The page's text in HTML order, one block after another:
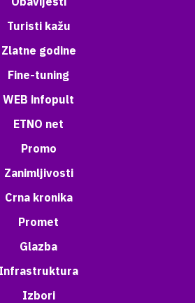
Turisti kažu
Zlatne godine
Fine-tuning
WEB infopult
ETNO net
Promo
Zanimljivosti
Crna kronika
Promet
Glazba
Infrastruktura
Izbori